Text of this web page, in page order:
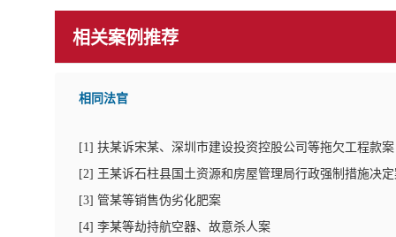
相关案例推荐
相同法官
[1] 扶某诉宋某、深圳市建设投资控股公司等拖欠工程款案
[2] 王某诉石柱县国土资源和房屋管理局行政强制措施决
[3] 管某等销售伪劣化肥案
[4] 李某等劫持航空器、故意杀人案